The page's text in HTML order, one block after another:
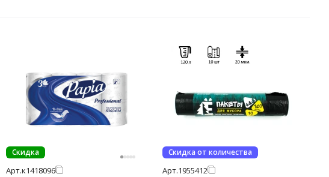
Скидка
Арт.к1418096
Скидка от количества
Арт.1955412